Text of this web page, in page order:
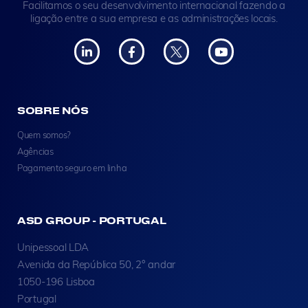
Facilitamos o seu desenvolvimento internacional fazendo a
ligação entre a sua empresa e as administrações locais.
SOBRE NÓS
Quem somos?
Agências
Pagamento seguro em linha
ASD GROUP - PORTUGAL
Unipessoal LDA
Avenida da República 50, 2° andar
1050-196 Lisboa
Portugal